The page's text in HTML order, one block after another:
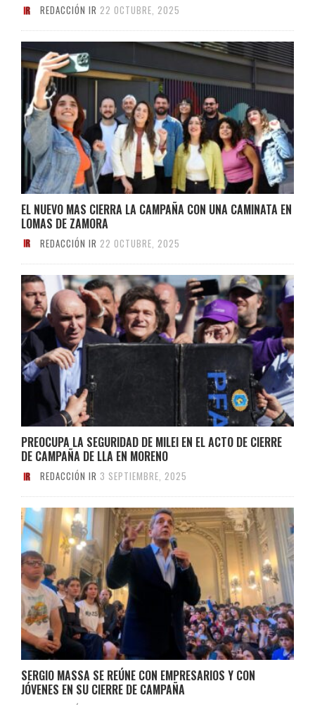
REDACCIÓN IR 22 OCTUBRE, 2025
EL NUEVO MAS CIERRA LA CAMPAÑA CON UNA CAMINATA EN
LOMAS DE ZAMORA
REDACCIÓN IR 22 OCTUBRE, 2025
PREOCUPA LA SEGURIDAD DE MILEI EN EL ACTO DE CIERRE
DE CAMPAÑA DE LLA EN MORENO
REDACCIÓN IR 3 SEPTIEMBRE, 2025
SERGIO MASSA SE REÚNE CON EMPRESARIOS Y CON
JÓVENES EN SU CIERRE DE CAMPAÑA